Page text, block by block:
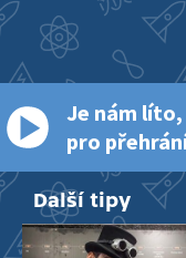
Je nám
pro
Další tipy